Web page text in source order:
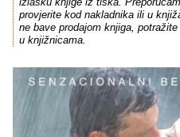
provjerite kod nakladnika ili u
ne bave prodajom knjiga,
u knjižnicama.